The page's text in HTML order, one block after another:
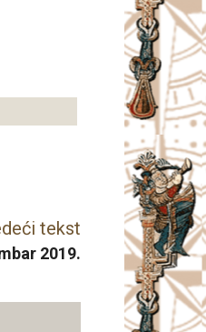
tekst
2019.